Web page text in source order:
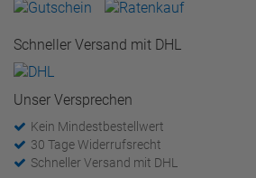
Schneller Versand mit DHL
Unser Versprechen
Kein Mindestbestellwert
30 Tage Widerrufsrecht
Schneller Versand mit DHL